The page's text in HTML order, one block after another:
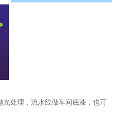
处理，流水线做车间底漆，也可